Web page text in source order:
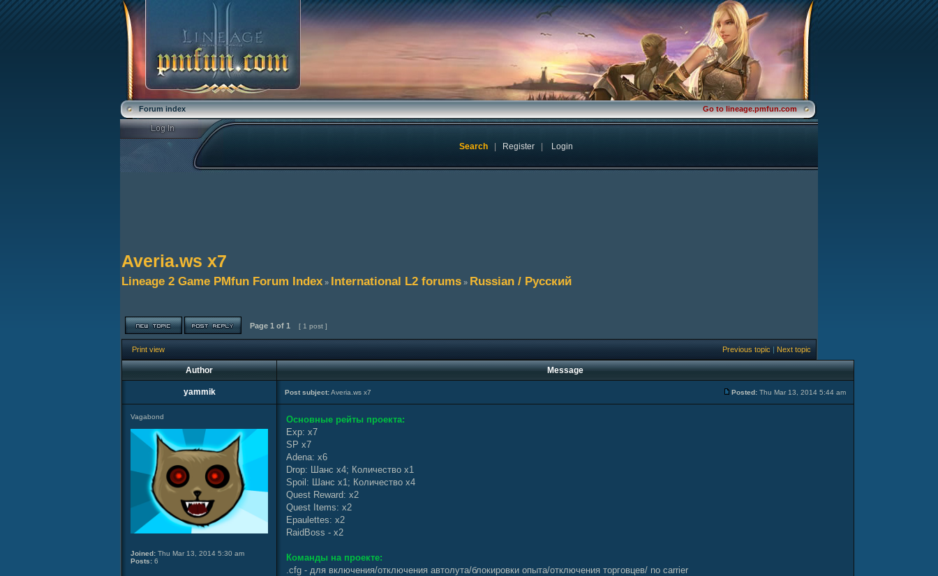
Forum index Go to lineage.pmfun.com
Search Register Login
Averia.ws x7
Lineage 2 Game PMfun Forum Index » International L2 forums » Russian / Русский
Page 1 of 1 [ 1 post ]
Print view Previous topic | Next topic
Author Message
yammik Post subject:Averia.ws x7 Posted: Thu Mar 13, 2014 5:44 am
Vagabond
Joined: Thu Mar 13, 2014 5:30 am
Posts: 6
Основные рейты проекта:
Exp: x7
SP x7
Adena: x6
Drop: Шанс x4; Количество х1
Spoil: Шанс x1; Количество х4
Quest Reward: x2
Quest Items: x2
Epaulettes: x2
RaidBoss - х2
Команды на проекте:
.cfg - для включения/отключения автолута/блокировки опыта/отключения торговцев/ no carrier